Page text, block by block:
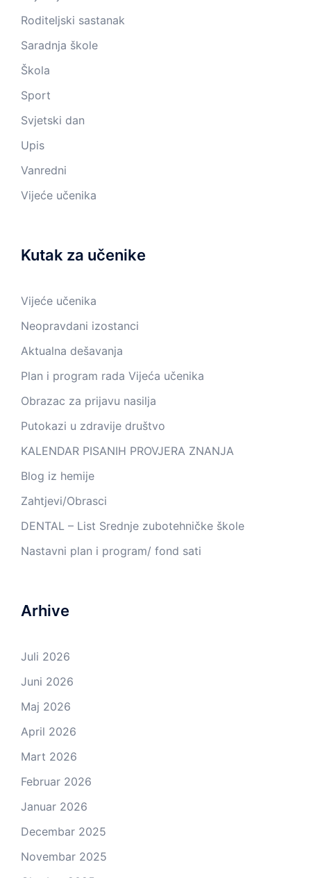
Roditeljski sastanak
Saradnja škole
Škola
Sport
Svjetski dan
Upis
Vanredni
Vijeće učenika
Kutak za učenike
Vijeće učenika
Neopravdani izostanci
Aktualna dešavanja
Plan i program rada Vijeća učenika
Obrazac za prijavu nasilja
Putokazi u zdravije društvo
KALENDAR PISANIH PROVJERA ZNANJA
Blog iz hemije
Zahtjevi/Obrasci
DENTAL – List Srednje zubotehničke škole
Nastavni plan i program/ fond sati
Arhive
Juli 2026
Juni 2026
Maj 2026
April 2026
Mart 2026
Februar 2026
Januar 2026
Decembar 2025
Novembar 2025